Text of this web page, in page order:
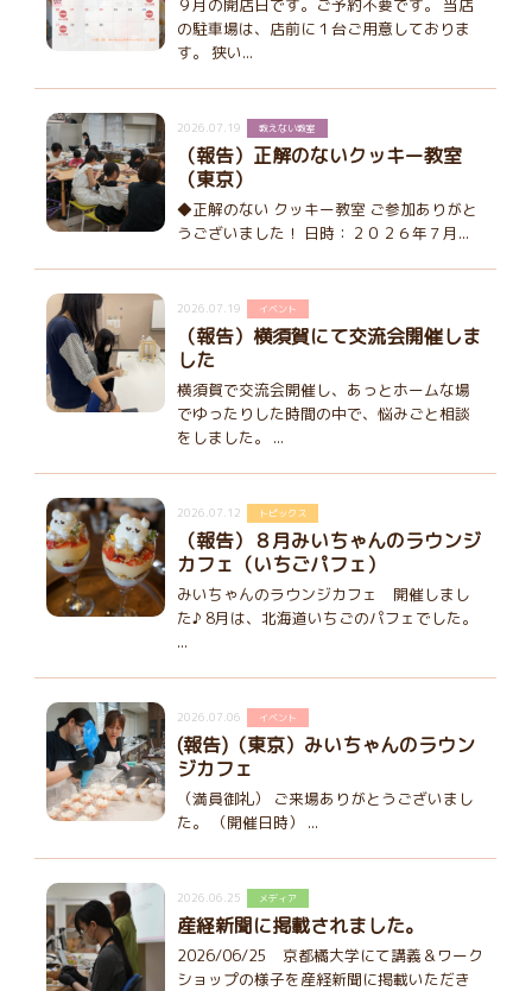
９月の開店日です。ご予約不要です。 当店
の駐車場は、店前に１台ご用意しておりま
す。 狭い...
2026.07.19 教えない教室
（報告）正解のないクッキー教室
（東京）
◆正解のない クッキー教室 ご参加ありがと
うございました！ 日時：２０２６年７月...
2026.07.19 イベント
（報告）横須賀にて交流会開催しま
した
横須賀で交流会開催し、あっとホームな場
でゆったりした時間の中で、悩みごと相談
をしました。 ...
2026.07.12 トピックス
（報告）８月みいちゃんのラウンジ
カフェ（いちごパフェ）
みいちゃんのラウンジカフェ 開催しまし
た♪ 8月は、北海道いちごのパフェでした。
...
2026.07.06 イベント
(報告)（東京）みいちゃんのラウン
ジカフェ
（満員御礼） ご来場ありがとうございまし
た。 （開催日時） ...
2026.06.25 メディア
産経新聞に掲載されました。
2026/06/25 京都橘大学にて講義＆ワーク
ショップの様子を産経新聞に掲載いただき